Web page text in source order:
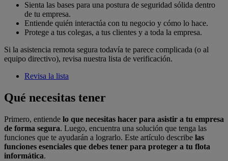
Sienta las bases para una postura de seguridad sólida dentro
de tu empresa.
Entiende quién interactúa con tu negocio y cómo lo hace.
Protege a tus colegas, a tus clientes y a toda la empresa.
Si la asistencia remota segura todavía te parece complicada (o al
equipo directivo), revisa nuestra lista de verificación.
Revisa la lista
Qué necesitas tener
Primero, entiende lo que necesitas hacer para asistir a tu empresa
de forma segura. Luego, encuentra una solución que tenga las
funciones que te ayudarán a lograrlo. Este artículo describe las
funciones esenciales que debes tener para proteger a tu flota
informática.